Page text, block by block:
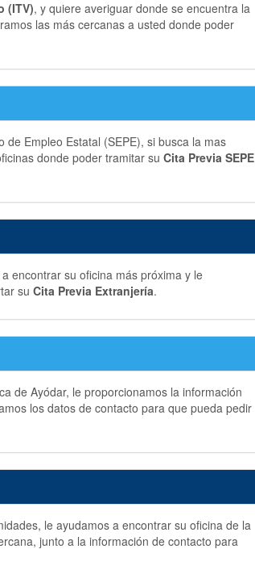
(ITV), y quiere averiguar donde se encuentra la
las más cercanas a usted donde poder
Empleo Estatal (SEPE), si busca la mas
donde poder tramitar su Cita Previa SEPE
encontrar su oficina más próxima y le
su Cita Previa Extranjería.
de Ayódar, le proporcionamos la información
los datos de contacto para que pueda pedir
le ayudamos a encontrar su oficina de la
junto a la información de contacto para